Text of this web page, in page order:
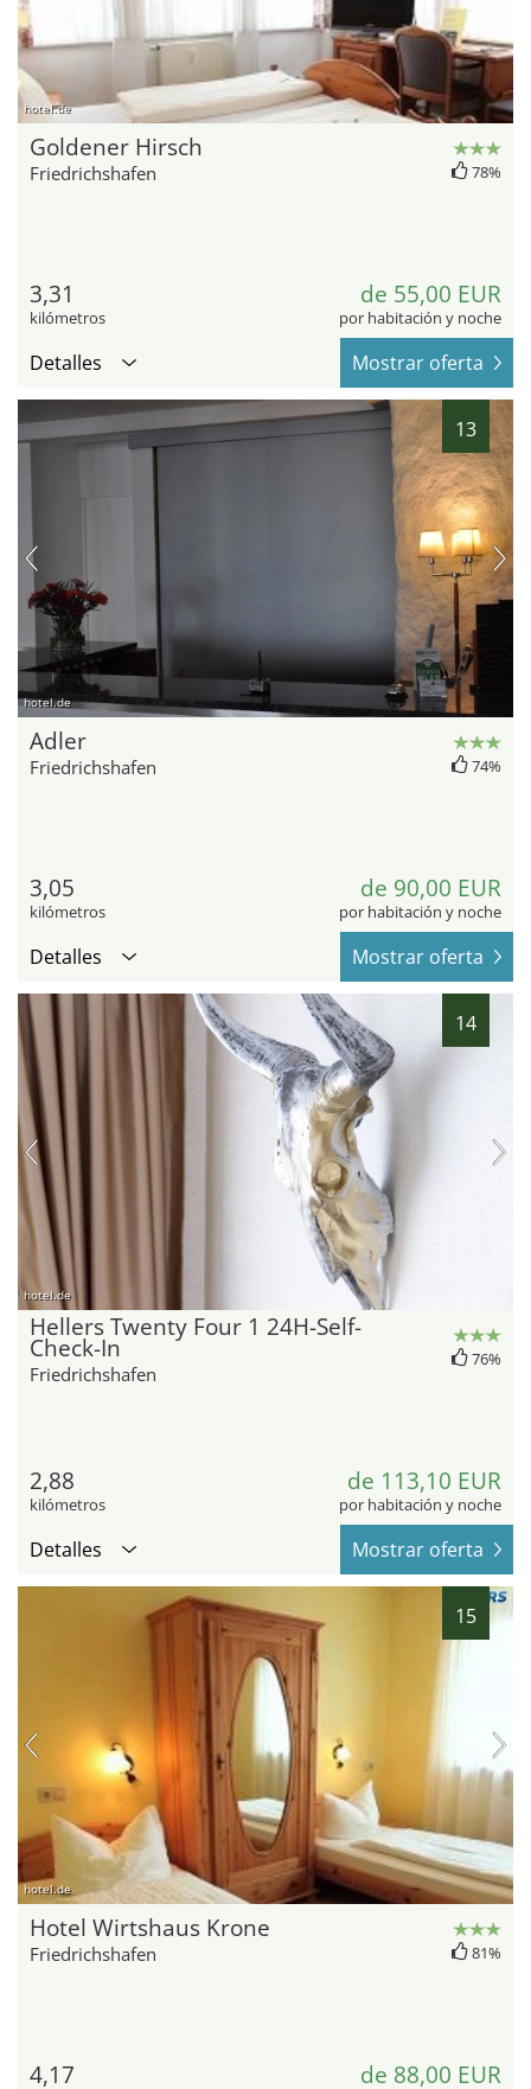
hotel.de
Goldener Hirsch
Friedrichshafen 78%
3,31
kilómetros
de 55,00 EUR
por habitación y noche
Detalles Mostrar oferta
13
hotel.de
Adler
Friedrichshafen 74%
3,05
kilómetros
de 90,00 EUR
por habitación y noche
Detalles Mostrar oferta
14
hotel.de
Hellers Twenty Four 1 24H-Self-
Check-In
Friedrichshafen
76%
2,88
kilómetros
de 113,10 EUR
por habitación y noche
Detalles Mostrar oferta
15
hotel.de
Hotel Wirtshaus Krone
Friedrichshafen 81%
4,17 de 88,00 EUR